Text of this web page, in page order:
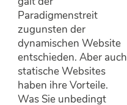
Paradigmenstreit
zugunsten der
dynamischen Website
entschieden. Aber auch
statische Websites
haben ihre Vorteile.
Was Sie unbedingt